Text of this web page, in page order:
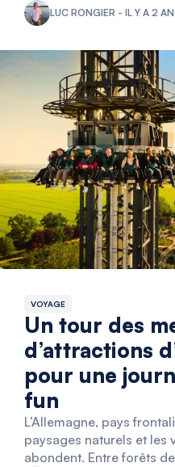
LUC RONGIER - IL Y A 2
VOYAGE
Un tour des
d’attractions
pour une
fun
L’Allemagne, pays
paysages naturels et les
abondent. Entre forêts